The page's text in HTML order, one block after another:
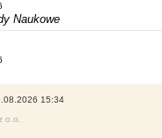
Naukowe
15:34
o.o.